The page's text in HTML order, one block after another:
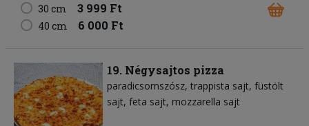
30 cm 3 999 Ft
40 cm 6 000 Ft
19. Négysajtos pizza
paradicsomszósz trappista sajt füstölt
sajt feta sajt mozzarella sajt